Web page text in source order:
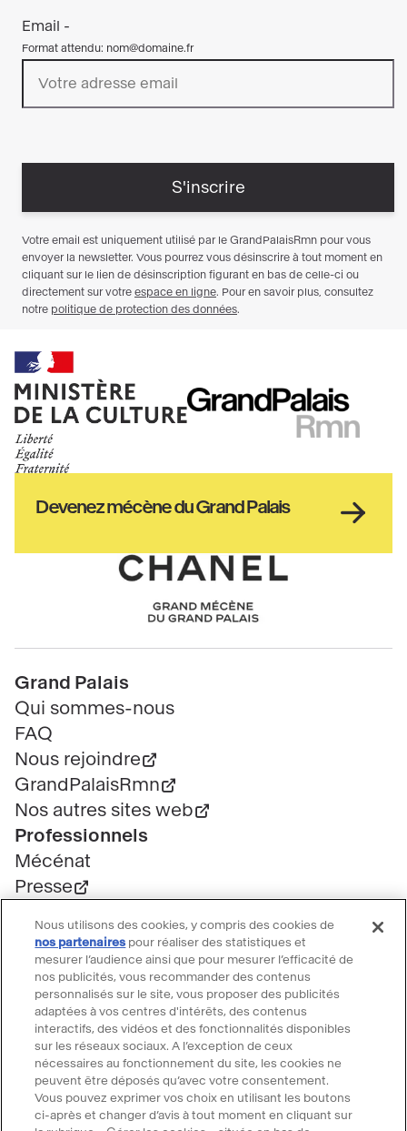
Ministère
de
la
Haut
de
Devenez mécène du Grand Palais
Chanel
Pied
de
page
Grand Palais
Qui sommes-nous
FAQ
Nous rejoindre
GrandPalaisRmn
Nos autres sites web
Professionnels
Mécénat
Presse
Location d'espaces
Billetterie
Billetterie groupe
Service client
FAQ Billetterie
CGV
Règlement de visite
Suivre le Grand Palais
Nous utilisons des cookies, y compris des cookies de
nos partenaires pour réaliser des statistiques et
mesurer l’audience ainsi que pour mesurer l’efficacité de
nos publicités, vous recommander des contenus
personnalisés sur le site, vous proposer des publicités
adaptées à vos centres d'intérêts, des contenus
interactifs, des vidéos et des fonctionnalités disponibles
sur les réseaux sociaux. A l’exception de ceux
nécessaires au fonctionnement du site, les cookies ne
peuvent être déposés qu’avec votre consentement.
Vous pouvez exprimer vos choix en utilisant les boutons
ci-après et changer d’avis à tout moment en cliquant sur